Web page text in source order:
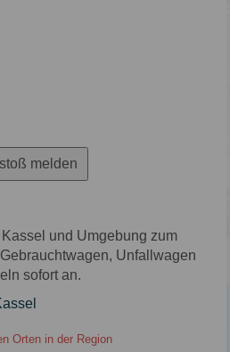
melden
und Umgebung zum
Unfallwagen
sofort an.
Orten in der Region